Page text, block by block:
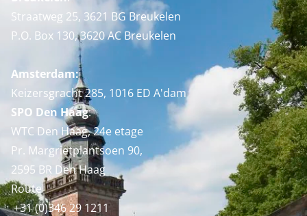
Straatweg 25, 3621 BG Breukelen
P.O. Box 130, 3620 AC Breukelen
Amsterdam:
Keizersgracht 285, 1016 ED A'dam
SPO Den Haag:
WTC Den Haag, 24e etage
Pr. Margrietplantsoen 90,
2595 BR Den Haag
Route
+31 (0)346 29 1211